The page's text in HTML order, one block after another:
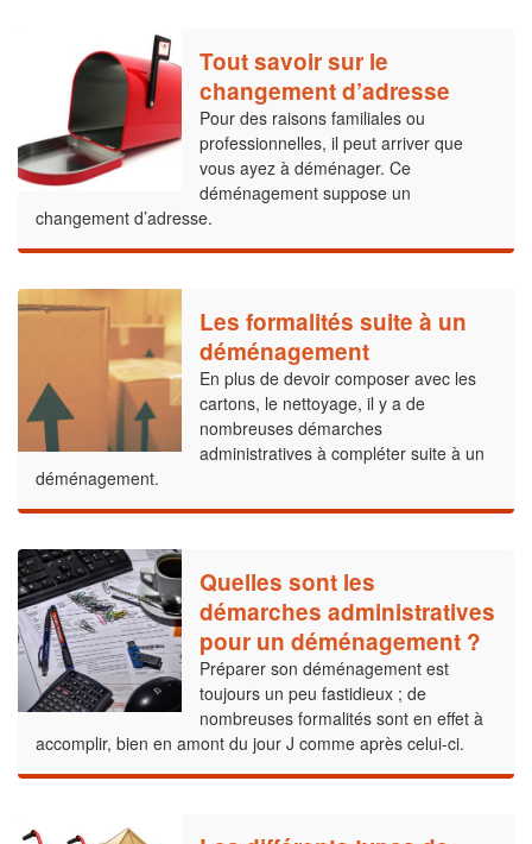
Tout savoir sur le
changement d’adresse
Pour des raisons familiales ou
professionnelles, il peut arriver que
vous ayez à déménager. Ce
déménagement suppose un
changement d’adresse.
Les formalités suite à un
déménagement
En plus de devoir composer avec les
cartons, le nettoyage, il y a de
nombreuses démarches
administratives à compléter suite à un
déménagement.
Quelles sont les
démarches administratives
pour un déménagement ?
Préparer son déménagement est
toujours un peu fastidieux ; de
nombreuses formalités sont en effet à
accomplir, bien en amont du jour J comme après celui-ci.